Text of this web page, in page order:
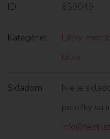
ID: 859049
Kategórie: Látky
látky
Skladom:
Nie je
položky sa